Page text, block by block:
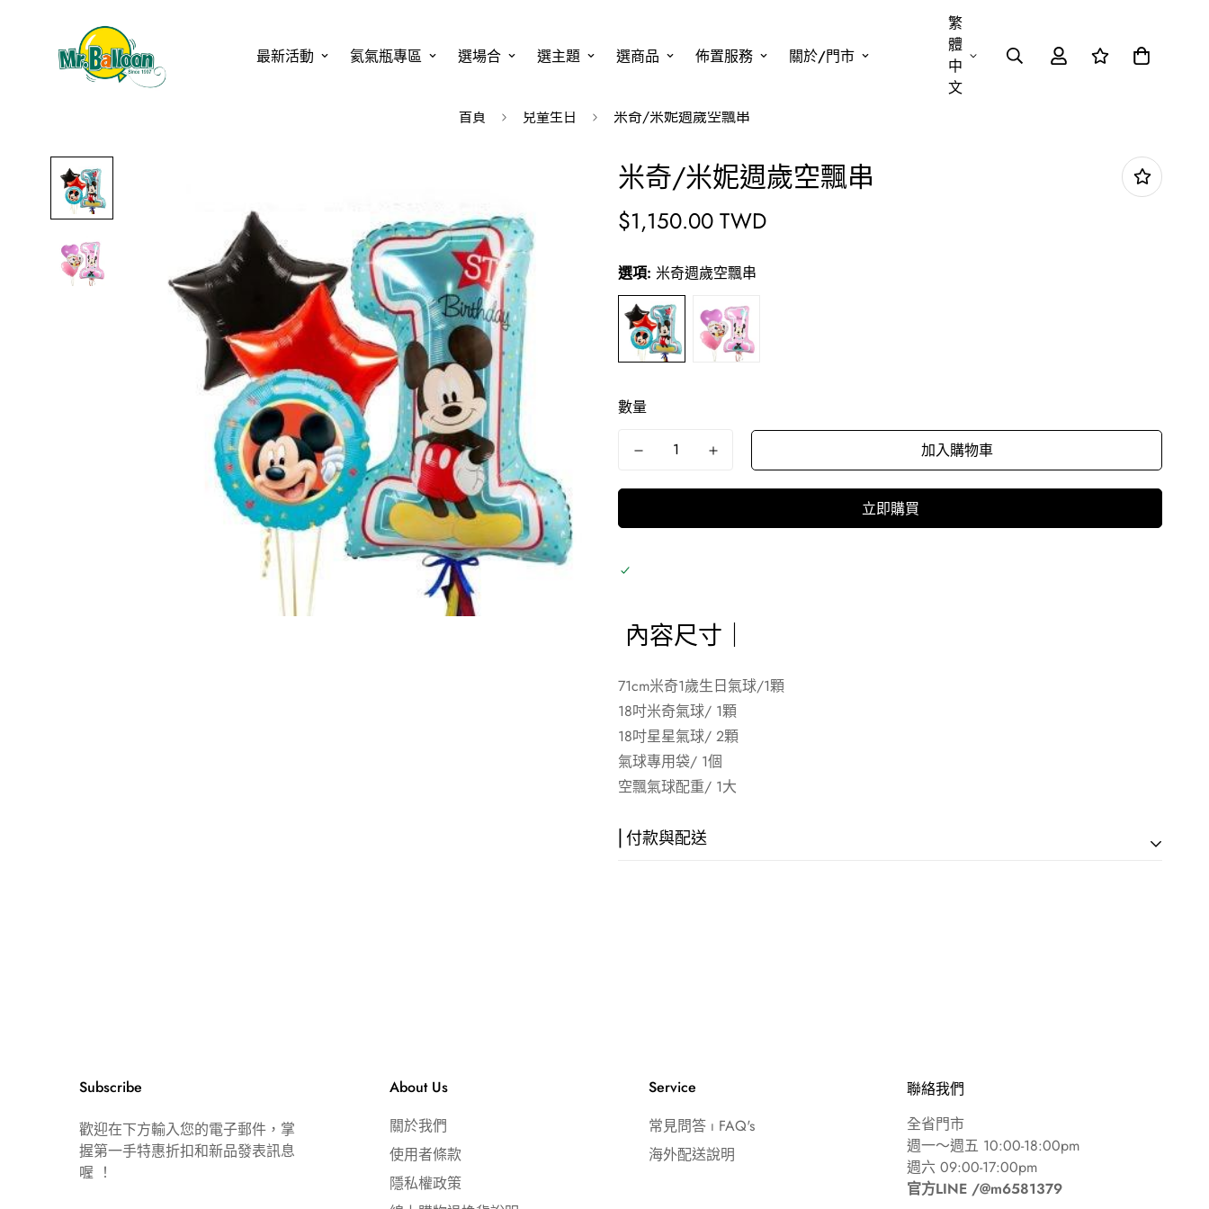
最新活動 氦氣瓶專區 選場合 選主題 選商品 佈置服務 關於/門市
繁
體
中
文
首頁 兒童生日 米奇/米妮週歲空飄串
米奇/米妮週歲空飄串
原
價
$1,150.00 TWD
選項: 米奇週歲空飄串
數量
加入購物車
立即購買
內容尺寸｜
71cm米奇1歲生日氣球/1顆
18吋米奇氣球/ 1顆
18吋星星氣球/ 2顆
氣球專用袋/ 1個
空飄氣球配重/ 1大
⎢付款與配送
📦 出貨時間｜週一～六（例假日順延）
🚚 到貨時間｜宅配 1-2 日｜超商取貨 3-4 日
📍 配送範圍｜台灣本島（不含離島及郵政信箱）
Subscribe
歡迎在下方輸入您的電子郵件，掌
握第一手特惠折扣和新品發表訊息
喔 ！
About Us
關於我們
使用者條款
隱私權政策
Service
常見問答 ⏐ FAQ's
海外配送說明
聯絡我們
全省門市
週一～週五 10:00-18:00pm
週六 09:00-17:00pm
官方LINE /@m6581379